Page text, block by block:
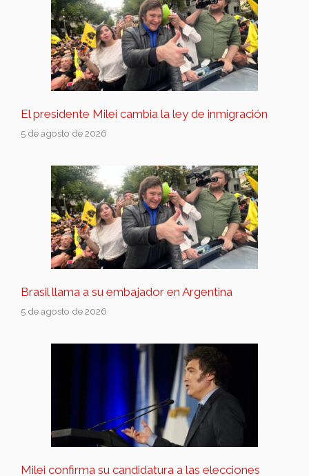
El presidente Milei cambia la ley de inmigración
5 de agosto de 2026
Brasil llama a su embajador en Argentina
5 de agosto de 2026
Milei confirma su candidatura a las elecciones